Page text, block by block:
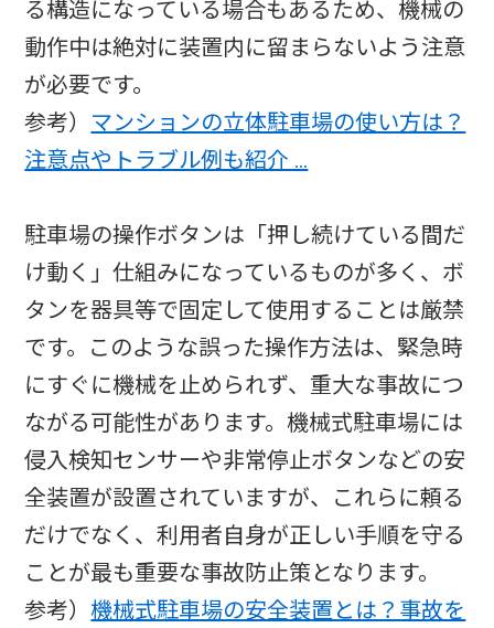
る構造になっている場合もあるため、機械の
動作中は絶対に装置内に留まらないよう注意
が必要です。
参考） マンションの立体駐車場の使い方は？
注意点やトラブル例も紹介 …
駐車場の操作ボタンは「押し続けている間だ
け動く」仕組みになっているものが多く、ボ
タンを器具等で固定して使用することは厳禁
です。このような誤った操作方法は、緊急時
にすぐに機械を止められず、重大な事故につ
ながる可能性があります。機械式駐車場には
侵入検知センサーや非常停止ボタンなどの安
全装置が設置されていますが、これらに頼る
だけでなく、利用者自身が正しい手順を守る
ことが最も重要な事故防止策となります。
参考）機械式駐車場の安全装置とは？事故を